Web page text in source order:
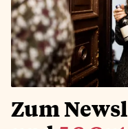
Zum